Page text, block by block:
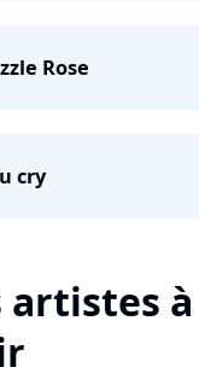
Rose
cry
artistes à